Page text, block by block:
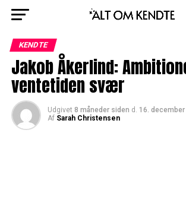
KENDTE
Jakob Åkerlind:
ventetiden svær
Udgivet 8 måneder siden d. 16. december
Af Sarah Christensen